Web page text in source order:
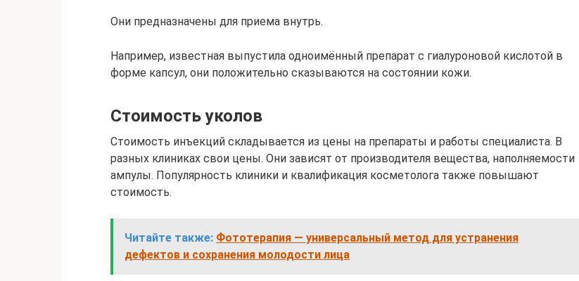
Они предназначены для приема внутрь.
Например, известная выпустила одноимённый препарат с гиалуроновой кислотой в
форме капсул, они положительно сказываются на состоянии кожи.
Стоимость уколов
Стоимость инъекций складывается из цены на препараты и работы специалиста. В
разных клиниках свои цены. Они зависят от производителя вещества, наполняемости
ампулы. Популярность клиники и квалификация косметолога также повышают
стоимость.
Читайте также: Фототерапия ― универсальный метод для устранения
дефектов и сохранения молодости лица